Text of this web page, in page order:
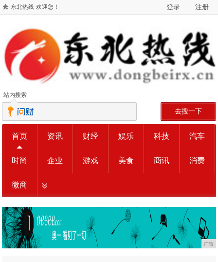
东北热线-欢迎您！ 登录 注册
站内搜索
去搜一下
首页 资讯 财经 娱乐 科技 汽车
时尚 企业 游戏 美食 商讯 消费
微商
广告